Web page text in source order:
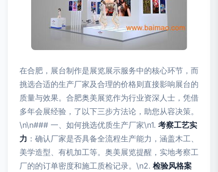
在合肥，展台制作是展览展示服务中的核心环节，而
挑选合适的生产厂家及合理的价格则直接影响展台的
质量与效果。合肥奥美展览作为行业资深人士，凭借
多年会展经验，了以下三步方法论，助您从容决策。
\n\n### 一、如何挑选优质生产厂家\n1. 考察工艺实
力 ：确认厂家是否具备全流程生产能力，涵盖木工、
美学造型、有机加工等。奥美展览提醒，实地考察工
厂的的订单密度和施工质检记录。\n2. 检验风格案